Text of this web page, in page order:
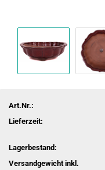
Art.Nr.:
Lieferzeit:
Lagerbestand:
Versandgewicht inkl.